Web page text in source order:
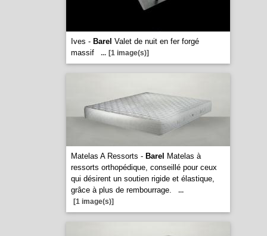
Ives - Barel Valet de nuit en fer forgé
massif
... [1 image(s)]
Matelas A Ressorts - Barel
Matelas à
ressorts orthopédique, conseillé pour ceux
qui désirent un soutien rigide et élastique,
grâce à plus de rembourrage.
...
[1 image(s)]